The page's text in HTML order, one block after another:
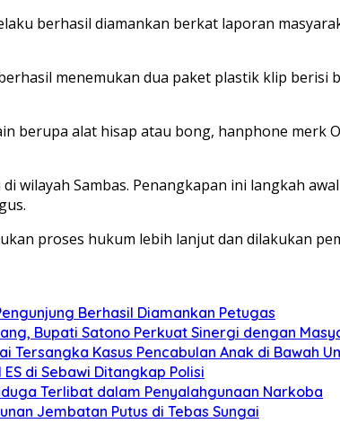
berhasil diamankan berkat laporan
menemukan dua paket plastik klip
berupa alat hisap atau bong, hanphone merk
wilayah Sambas. Penangkapan ini langkah
proses hukum lebih lanjut dan dilakukan
Berhasil Diamankan Petugas
Bupati Satono Perkuat Sinergi dengan
Tersangka Kasus Pencabulan Anak di Bawah
di Sebawi Ditangkap Polisi
Terlibat dalam Penyalahgunaan Narkoba
Jembatan Putus di Tebas Sungai